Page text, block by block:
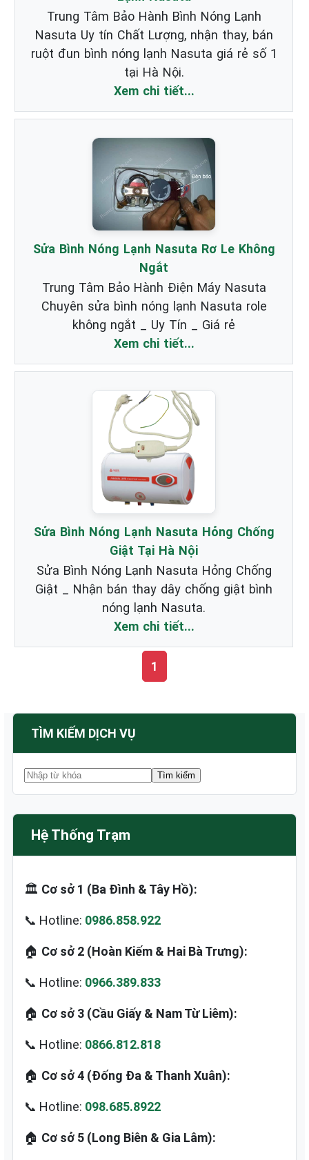
Trung Tâm Bảo Hành Bình Nóng Lạnh
Nasuta Uy tín Chất Lượng, nhận thay, bán
ruột đun bình nóng lạnh Nasuta giá rẻ số 1
tại Hà Nội.
Xem chi tiết...
Sửa Bình Nóng Lạnh Nasuta Rơ Le Không
Ngắt
Trung Tâm Bảo Hành Điện Máy Nasuta
Chuyên sửa bình nóng lạnh Nasuta role
không ngắt _ Uy Tín _ Giá rẻ
Xem chi tiết...
Sửa Bình Nóng Lạnh Nasuta Hỏng Chống
Giật Tại Hà Nội
Sửa Bình Nóng Lạnh Nasuta Hỏng Chống
Giật _ Nhận bán thay dây chống giật bình
nóng lạnh Nasuta.
Xem chi tiết...
1
TÌM KIẾM DỊCH VỤ
Hệ Thống Trạm
🏛️ Cơ sở 1 (Ba Đình & Tây Hồ):
📞 Hotline: 0986.858.922
🏠 Cơ sở 2 (Hoàn Kiếm & Hai Bà Trưng):
📞 Hotline: 0966.389.833
🏠 Cơ sở 3 (Cầu Giấy & Nam Từ Liêm):
📞 Hotline: 0866.812.818
🏠 Cơ sở 4 (Đống Đa & Thanh Xuân):
📞 Hotline: 098.685.8922
🏠 Cơ sở 5 (Long Biên & Gia Lâm):